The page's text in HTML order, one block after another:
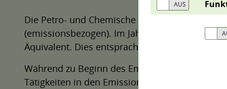
Die Petro- und Chemische Industrie ist der
(emissionsbezogen). Im Jahr 2024 emittierten
Äquivalent. Dies entsprach über die Hälfte
Während zu Beginn des Emissionshandels 1
Tätigkeiten in den Emissionshandel 1